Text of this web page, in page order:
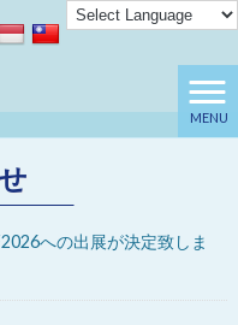
MENU
への出展が決定致しま